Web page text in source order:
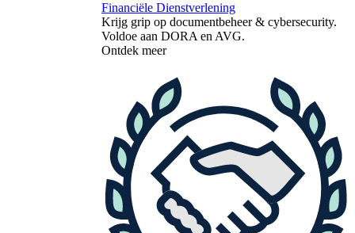
Financiële Dienstverlening
Krijg grip op documentbeheer & cybersecurity.
Voldoe aan DORA en AVG.
Ontdek meer